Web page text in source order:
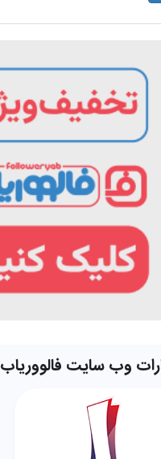
وب سایت فالووریاب